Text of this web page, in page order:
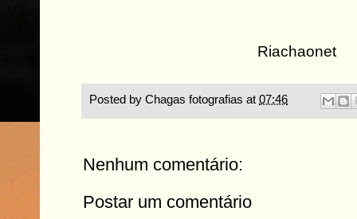
Riachaonet
Posted by Chagas fotografias at 07:46
Nenhum comentário:
Postar um comentário